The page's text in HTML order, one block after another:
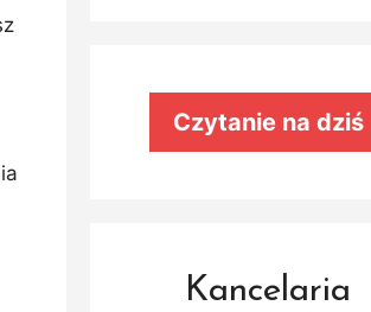
Czytanie na dziś
Kancelaria